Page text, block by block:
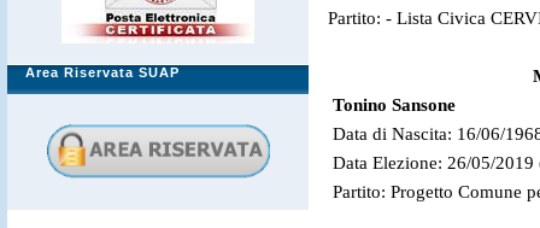
Area Riservata SUAP
Partito: - Lista Civica
Tonino Sansone
Data di Nascita: 16/06/
Data Elezione: 26/05/
Partito: Progetto Comune